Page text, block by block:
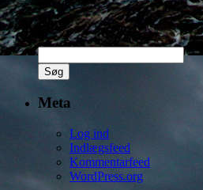
Søg
Søg
efter:
Meta
Log ind
Indlægsfeed
Kommentarfeed
WordPress.org